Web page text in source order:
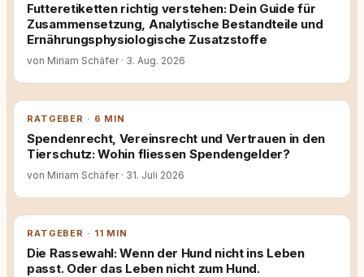
Futteretiketten richtig verstehen: Dein Guide für
Zusammensetzung, Analytische Bestandteile und
Ernährungsphysiologische Zusatzstoffe
von Miriam Schäfer · 3. Aug. 2026
RATGEBER · 6 MIN
Spendenrecht, Vereinsrecht und Vertrauen in den
Tierschutz: Wohin fliessen Spendengelder?
von Miriam Schäfer · 31. Juli 2026
RATGEBER · 11 MIN
Die Rassewahl: Wenn der Hund nicht ins Leben
passt. Oder das Leben nicht zum Hund.